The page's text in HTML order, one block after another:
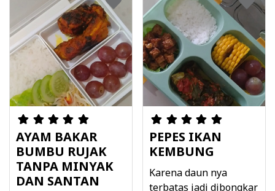
AYAM BAKAR
BUMBU RUJAK
TANPA MINYAK
DAN SANTAN
PEPES IKAN
KEMBUNG
Karena daun nya
terbatas jadi dibongkar